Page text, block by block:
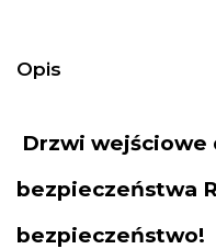
Opis
Drzwi wejściowe
bezpieczeństwa
bezpieczeństwo!